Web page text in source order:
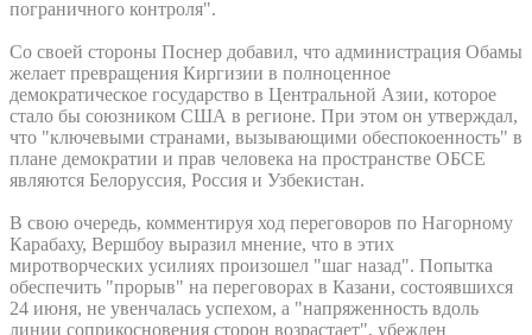
пограничного контроля".
Со своей стороны Поснер добавил, что администрация Обамы
желает превращения Киргизии в полноценное
демократическое государство в Центральной Азии, которое
стало бы союзником США в регионе. При этом он утверждал,
что "ключевыми странами, вызывающими обеспокоенность" в
плане демократии и прав человека на пространстве ОБСЕ
являются Белоруссия, Россия и Узбекистан.
В свою очередь, комментируя ход переговоров по Нагорному
Карабаху, Вершбоу выразил мнение, что в этих
миротворческих усилиях произошел "шаг назад". Попытка
обеспечить "прорыв" на переговорах в Казани, состоявшихся
24 июня, не увенчалась успехом, а "напряженность вдоль
линии соприкосновения сторон возрастает", убежден